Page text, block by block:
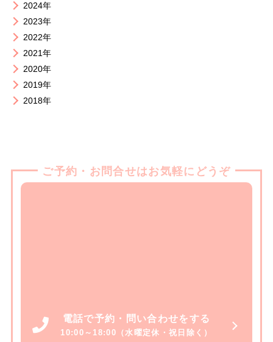
2024年
2023年
2022年
2021年
2020年
2019年
2018年
ご予約・お問合せはお気軽にどうぞ
電話で予約・問い合わせをする
10:00～18:00（水曜定休・祝日除く）